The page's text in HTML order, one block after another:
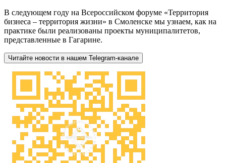
В следующем году на Всероссийском форуме «Территория
бизнеса – территория жизни» в Смоленске мы узнаем, как на
практике были реализованы проекты муниципалитетов,
представленные в Гагарине.
Читайте новости в нашем Telegram-канале